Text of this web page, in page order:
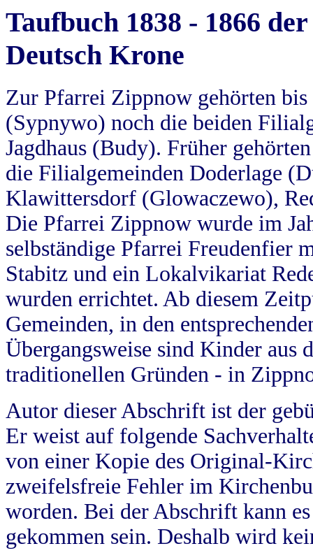
Taufbuch 1838 - 1866
Deutsch Krone
Zur Pfarrei Zippnow gehörten
(Sypnywo) noch die beiden
Jagdhaus (Budy). Früher
die Filialgemeinden Doderlage
Klawittersdorf (Glowaczewo),
Die Pfarrei Zippnow wurde im
selbständige Pfarrei Freudenfier
Stabitz und ein Lokalvikariat
wurden errichtet. Ab diesem
Gemeinden, in den
Übergangsweise sind Kinder aus
traditionellen Gründen - in
Autor dieser Abschrift ist der
Er weist auf folgende
von einer Kopie des Original-
zweifelsfreie Fehler im
worden. Bei der Abschrift kann
gekommen sein. Deshalb wird